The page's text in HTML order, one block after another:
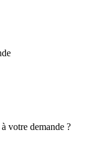
votre demande ?